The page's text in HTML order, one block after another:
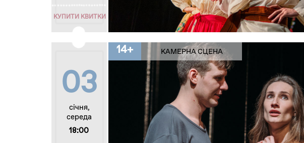
КУПИТИ КВИТКИ
03
січня,
середа
18:00
14+ КАМЕРНА СЦЕНА